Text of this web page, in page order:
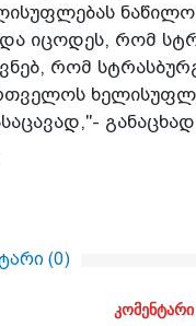
იცოდეს, რომ
რომ
(0)